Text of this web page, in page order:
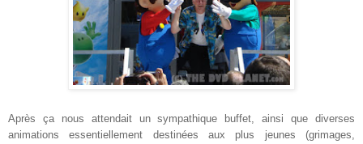
Après ça nous attendait un sympathique buffet, ainsi que diverses
animations essentiellement destinées aux plus jeunes (grimages,